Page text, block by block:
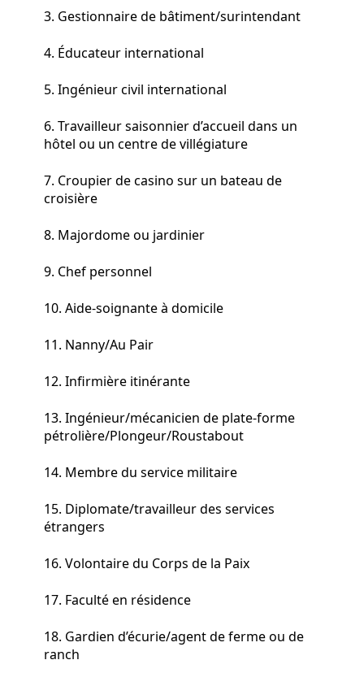
3. Gestionnaire de bâtiment/surintendant
4. Éducateur international
5. Ingénieur civil international
6. Travailleur saisonnier d’accueil dans un
hôtel ou un centre de villégiature
7. Croupier de casino sur un bateau de
croisière
8. Majordome ou jardinier
9. Chef personnel
10. Aide-soignante à domicile
11. Nanny/Au Pair
12. Infirmière itinérante
13. Ingénieur/mécanicien de plate-forme
pétrolière/Plongeur/Roustabout
14. Membre du service militaire
15. Diplomate/travailleur des services
étrangers
16. Volontaire du Corps de la Paix
17. Faculté en résidence
18. Gardien d’écurie/agent de ferme ou de
ranch